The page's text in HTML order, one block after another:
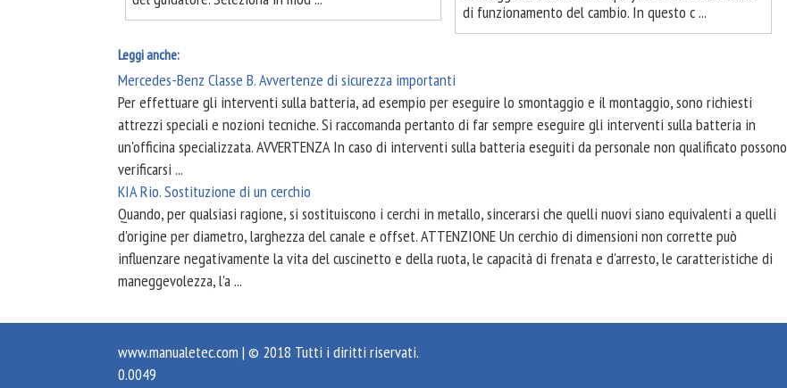
di funzionamento del cambio. In questo c ...
Leggi anche:
Mercedes-Benz Classe B. Avvertenze di sicurezza importanti
Per effettuare gli interventi sulla batteria, ad esempio per eseguire lo smontaggio e il montaggio, sono richiesti
attrezzi speciali e nozioni tecniche. Si raccomanda pertanto di far sempre eseguire gli interventi sulla batteria in
un'officina specializzata. AVVERTENZA In caso di interventi sulla batteria eseguiti da personale non qualificato possono
verificarsi ...
KIA Rio. Sostituzione di un cerchio
Quando, per qualsiasi ragione, si sostituiscono i cerchi in metallo, sincerarsi che quelli nuovi siano equivalenti a quelli
d'origine per diametro, larghezza del canale e offset. ATTENZIONE Un cerchio di dimensioni non corrette può
influenzare negativamente la vita del cuscinetto e della ruota, le capacità di frenata e d'arresto, le caratteristiche di
maneggevolezza, l'a ...
www.manualetec.com | © 2018 Tutti i diritti riservati.
0.0049